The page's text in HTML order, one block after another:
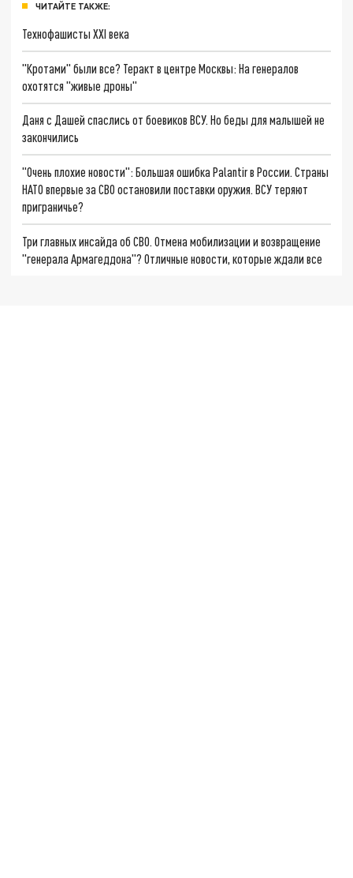
ЧИТАЙТЕ ТАКЖЕ:
Технофашисты XXI века
"Кротами" были все? Теракт в центре Москвы: На генералов
охотятся "живые дроны"
Даня с Дашей спаслись от боевиков ВСУ. Но беды для малышей не
закончились
"Очень плохие новости": Большая ошибка Palantir в России. Страны
НАТО впервые за СВО остановили поставки оружия. ВСУ теряют
приграничье?
Три главных инсайда об СВО. Отмена мобилизации и возвращение
"генерала Армагеддона"? Отличные новости, которые ждали все